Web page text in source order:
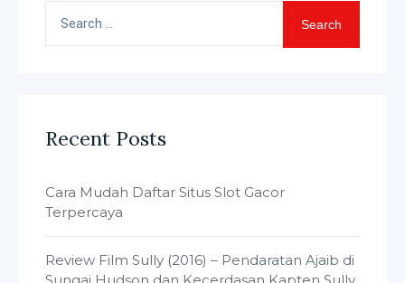
for:
Recent Posts
Cara Mudah Daftar Situs Slot Gacor
Terpercaya
Review Film Sully (2016) – Pendaratan Ajaib di